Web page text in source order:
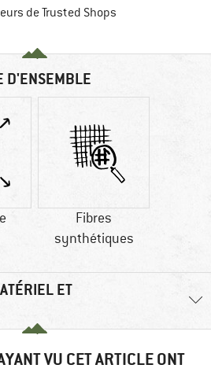
de Trusted Shops
D'ENSEMBLE
Fibres
synthétiques
ET
VU CET ARTICLE ONT